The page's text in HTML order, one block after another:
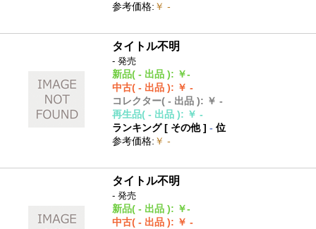
参考価格: ￥ -
タイトル不明
- 発売
新品( - 出品 ): ￥-
中古( - 出品 ): ￥ -
コレクター( - 出品 ): ￥ -
再生品( - 出品 ): ￥ -
ランキング [ その他]- 位
参考価格: ￥ -
タイトル不明
- 発売
新品( - 出品 ): ￥-
中古( - 出品 ): ￥ -